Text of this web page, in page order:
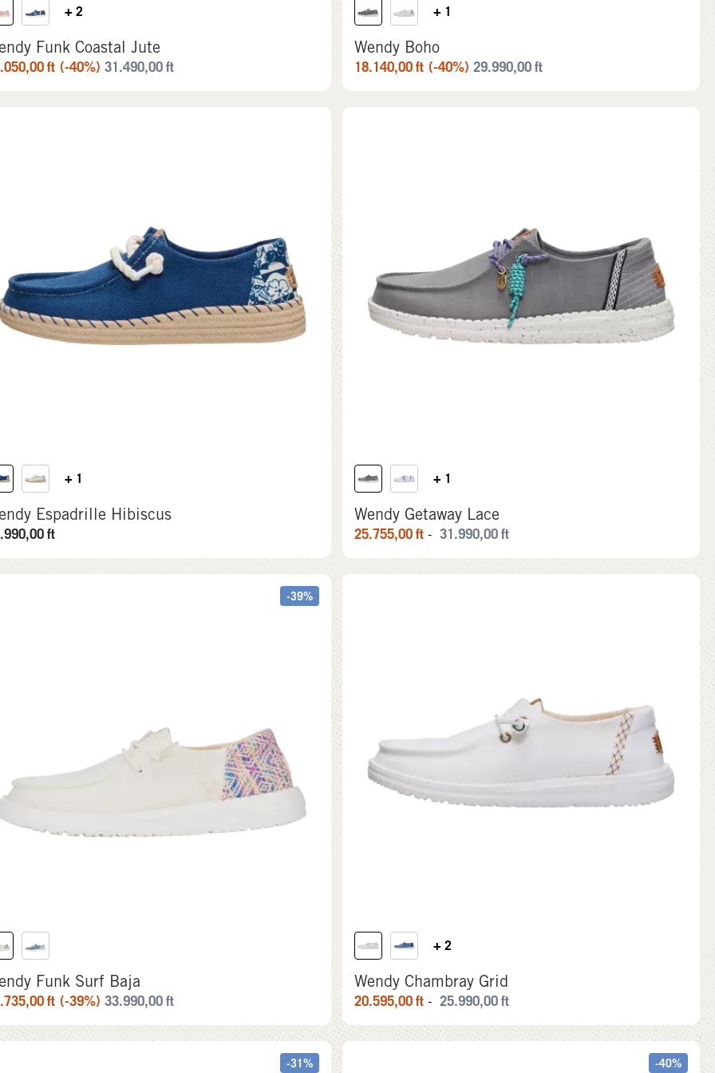
+ 2
Funk Coastal Jute
ft (-40%) 31.490,00ft
+ 1
Wendy Boho
18.140,00ft (-40%) 29.990,00ft
+ 1
Espadrille Hibiscus
ft
+ 1
Wendy Getaway Lace
25.755,00ft - 31.990,00ft
-39%
Funk Surf Baja
ft (-39%) 33.990,00ft
+ 2
Wendy Chambray Grid
20.595,00ft - 25.990,00ft
-31% -40%